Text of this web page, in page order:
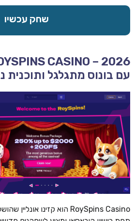
שחק עכשיו
עם בונוס מתגלגל ותוכנית